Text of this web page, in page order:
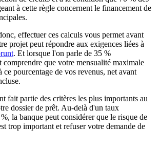
à cette règle concernent le financement de
effectuer ces calculs vous permet avant
projet peut répondre aux exigences liées à
. Et lorsque l'on parle de 35 %
comprendre que votre mensualité maximale
ce pourcentage de vos revenus, net avant
fait partie des critères les plus importants au
dossier de prêt. Au-delà d'un taux
la banque peut considérer que le risque de
trop important et refuser votre demande de